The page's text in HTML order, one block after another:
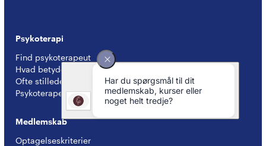
Psykoterapi
Find psykoterapeut
Hvad betyder titlen 'psykoterapeut MPF' ?
Ofte stillede spørgsmål
Psykoterapeuter nær dig
Medlemskab
Optagelseskriterier